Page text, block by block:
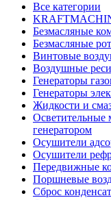
Все категории
Безмасляные
Безмасляные
Винтовые
Воздушные
Генераторы
Генераторы
Жидкости и
Осветительные
генератором
Осушители
Осушители
Передвижные
Поршневые
Сброс